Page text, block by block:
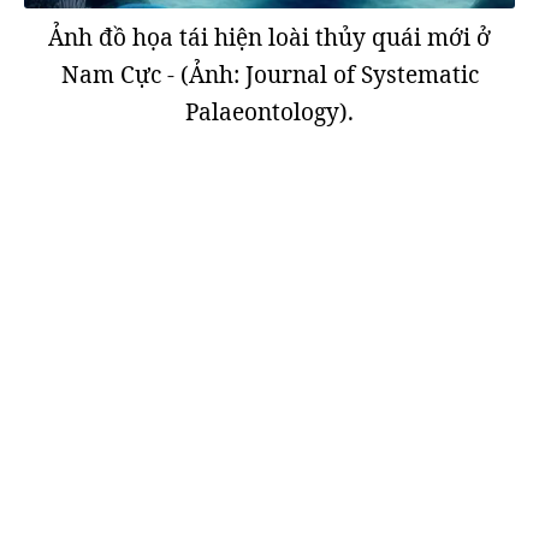
Ảnh đồ họa tái hiện loài thủy quái mới ở
Nam Cực - (Ảnh: Journal of Systematic
Palaeontology).